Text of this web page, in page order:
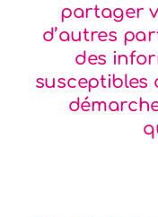
partager
d’autres
des
susceptibles